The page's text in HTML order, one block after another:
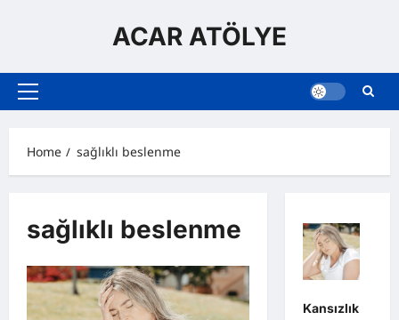
ACAR ATÖLYE
Primary
Home
sağlıklı beslenme
sağlıklı beslenme
Kansızlık